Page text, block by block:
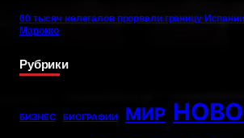
60 тысяч нелегалов прорвали границу
Марокко
Рубрики
БИЗНЕС БИОГРАФИИ МИР